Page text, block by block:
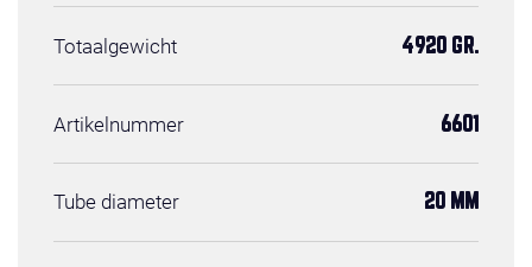
Totaalgewicht 4920 GR.
Artikelnummer 6601
Tube diameter 20 MM